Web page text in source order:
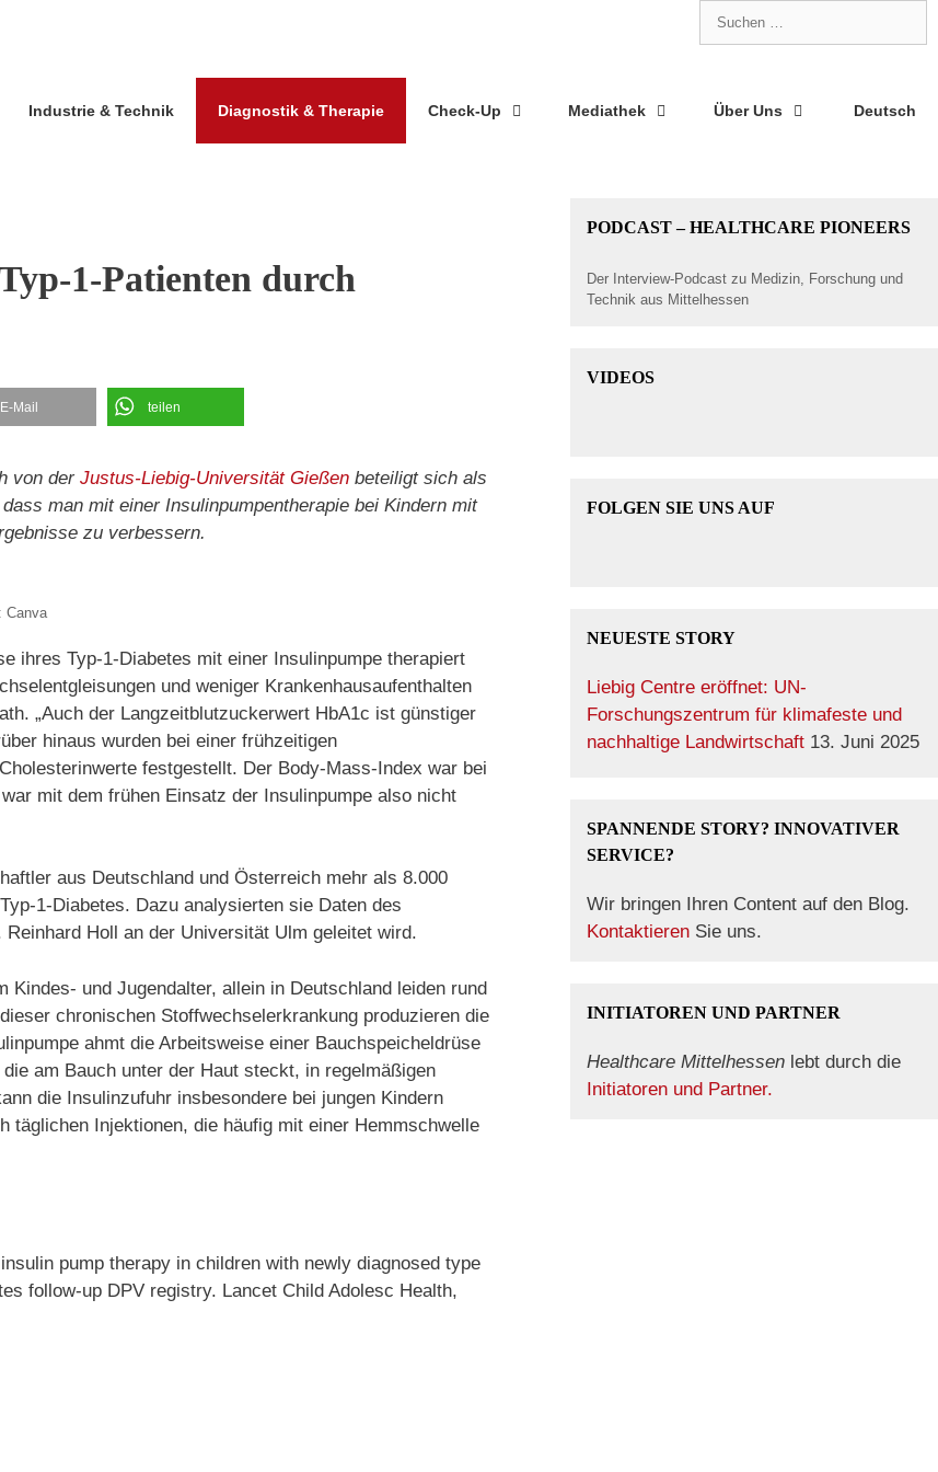
Industrie & Technik Diagnostik & Therapie Check-Up Mediathek Über Uns Deutsch
1-Patienten durch
E-Mail teilen
von der Justus-Liebig-Universität Gießen beteiligt sich als
man mit einer Insulinpumpentherapie bei Kindern mit
zu verbessern.
Canva
ihres Typ-1-Diabetes mit einer Insulinpumpe therapiert
und weniger Krankenhausaufenthalten
„Auch der Langzeitblutzuckerwert HbA1c ist günstiger
hinaus wurden bei einer frühzeitigen
festgestellt. Der Body-Mass-Index war bei
mit dem frühen Einsatz der Insulinpumpe also nicht
aus Deutschland und Österreich mehr als 8.000
1-Diabetes. Dazu analysierten sie Daten des
Holl an der Universität Ulm geleitet wird.
und Jugendalter, allein in Deutschland leiden rund
chronischen Stoffwechselerkrankung produzieren die
ahmt die Arbeitsweise einer Bauchspeicheldrüse
am Bauch unter der Haut steckt, in regelmäßigen
die Insulinzufuhr insbesondere bei jungen Kindern
täglichen Injektionen, die häufig mit einer Hemmschwelle
pump therapy in children with newly diagnosed type
follow-up DPV registry. Lancet Child Adolesc Health,
PODCAST – HEALTHCARE PIONEERS
Der Interview-Podcast zu Medizin, Forschung und
Technik aus Mittelhessen
VIDEOS
FOLGEN SIE UNS AUF
NEUESTE STORY
Liebig Centre eröffnet: UN-
Forschungszentrum für klimafeste und
nachhaltige Landwirtschaft 13. Juni 2025
SPANNENDE STORY? INNOVATIVER
SERVICE?
Wir bringen Ihren Content auf den Blog.
Kontaktieren Sie uns.
INITIATOREN UND PARTNER
Healthcare Mittelhessen lebt durch die
Initiatoren und Partner.